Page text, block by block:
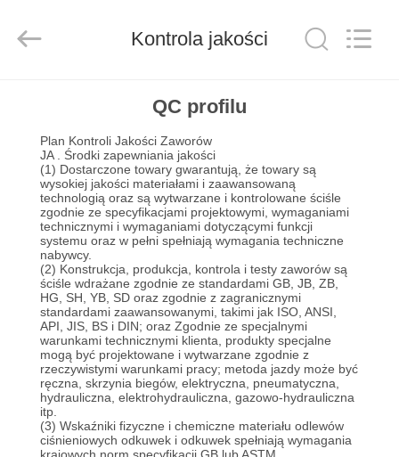
PRODUKTY
FILMY
NAS
WYCIECZKA
FABRYCE
Equipment
Co.,Ltd.
Kontrola jakości
QC profilu
Plan Kontroli Jakości Zaworów
JA . Środki zapewniania jakości
(1) Dostarczone towary gwarantują, że towary są
wysokiej jakości materiałami i zaawansowaną
technologią oraz są wytwarzane i kontrolowane ściśle
zgodnie ze specyfikacjami projektowymi, wymaganiami
technicznymi i wymaganiami dotyczącymi funkcji
systemu oraz w pełni spełniają wymagania techniczne
nabywcy.
(2) Konstrukcja, produkcja, kontrola i testy zaworów są
ściśle wdrażane zgodnie ze standardami GB, JB, ZB,
HG, SH, YB, SD oraz zgodnie z zagranicznymi
standardami zaawansowanymi, takimi jak ISO, ANSI,
API, JIS, BS i DIN; oraz Zgodnie ze specjalnymi
warunkami technicznymi klienta, produkty specjalne
mogą być projektowane i wytwarzane zgodnie z
rzeczywistymi warunkami pracy; metoda jazdy może być
ręczna, skrzynia biegów, elektryczna, pneumatyczna,
hydrauliczna, elektrohydrauliczna, gazowo-hydrauliczna
itp.
(3) Wskaźniki fizyczne i chemiczne materiału odlewów
ciśnieniowych odkuwek i odkuwek spełniają wymagania